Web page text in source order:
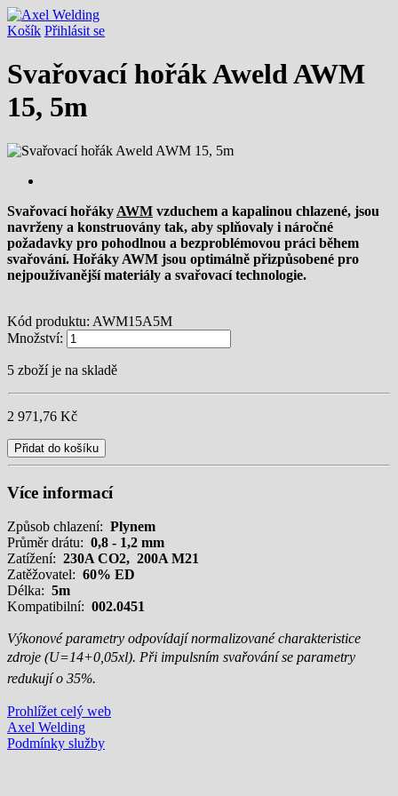
Košík Přihlásit se
Svařovací hořák Aweld AWM
15, 5m
Svařovací hořáky AWM vzduchem a kapalinou chlazené, jsou
navrženy a konstruovány tak, aby splňovaly i náročné
požadavky pro pohodlnou a bezproblémovou práci během
svařování. Hořáky AWM jsou optimálně přizpůsobené pro
nejpoužívanější materiály a svařovací technologie.
Kód produktu: AWM15A5M
Množství:
5 zboží je na skladě
2 971,76 Kč
Přidat do košíku
Více informací
Způsob chlazení: Plynem
Průměr drátu: 0,8 - 1,2 mm
Zatížení: 230A CO2, 200A M21
Zatěžovatel: 60% ED
Délka: 5m
Kompatibilní: 002.0451
Výkonové parametry odpovídají normalizované charakteristice
zdroje (U=14+0,05xl). Při impulsním svařování se parametry
redukují o 35%.
Prohlížet celý web
Axel Welding
Podmínky služby